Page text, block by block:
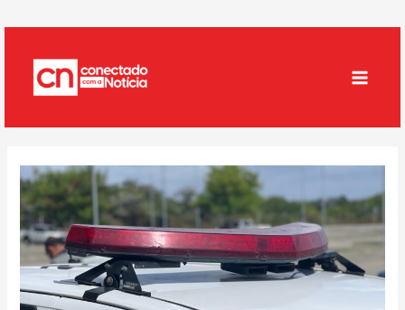
conteúdo